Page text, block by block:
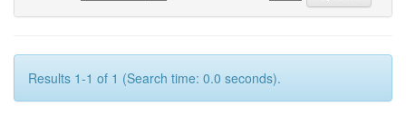
Results 1-1 of 1 (Search time: 0.0 seconds).